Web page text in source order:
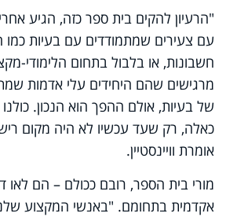
"הרעיון להקים בית ספר כזה, הגיע
עם צעירים שמתמודדים עם בעיות כמו
חשבונות, או בלבול בתחום הלימודי-
מרגישים שהם היחידים עלי אדמות
של בעיות, אולם ההפך הוא הנכון.
כאלה, רק שעד עכשיו לא היה מקום
אומרת וויינסטיין.
מורי בית הספר, רובם ככולם – הם לאו
אקדמית בתחומם. "באנשי המקצוע